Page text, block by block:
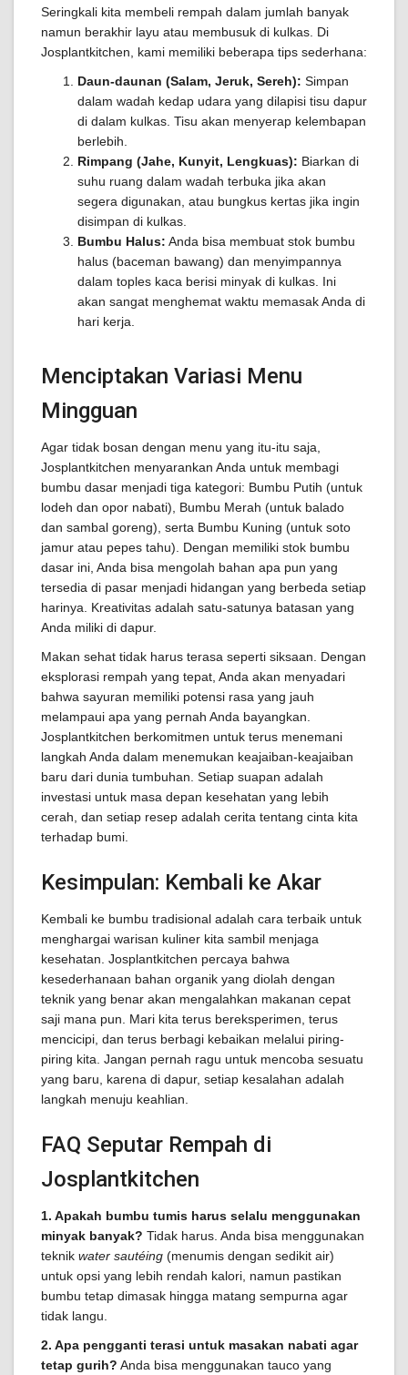
Seringkali kita membeli rempah dalam jumlah banyak
namun berakhir layu atau membusuk di kulkas. Di
Josplantkitchen, kami memiliki beberapa tips sederhana:
Daun-daunan (Salam, Jeruk, Sereh): Simpan
dalam wadah kedap udara yang dilapisi tisu dapur
di dalam kulkas. Tisu akan menyerap kelembapan
berlebih.
Rimpang (Jahe, Kunyit, Lengkuas): Biarkan di
suhu ruang dalam wadah terbuka jika akan
segera digunakan, atau bungkus kertas jika ingin
disimpan di kulkas.
Bumbu Halus: Anda bisa membuat stok bumbu
halus (baceman bawang) dan menyimpannya
dalam toples kaca berisi minyak di kulkas. Ini
akan sangat menghemat waktu memasak Anda di
hari kerja.
Menciptakan Variasi Menu
Mingguan
Agar tidak bosan dengan menu yang itu-itu saja,
Josplantkitchen menyarankan Anda untuk membagi
bumbu dasar menjadi tiga kategori: Bumbu Putih (untuk
lodeh dan opor nabati), Bumbu Merah (untuk balado
dan sambal goreng), serta Bumbu Kuning (untuk soto
jamur atau pepes tahu). Dengan memiliki stok bumbu
dasar ini, Anda bisa mengolah bahan apa pun yang
tersedia di pasar menjadi hidangan yang berbeda setiap
harinya. Kreativitas adalah satu-satunya batasan yang
Anda miliki di dapur.
Makan sehat tidak harus terasa seperti siksaan. Dengan
eksplorasi rempah yang tepat, Anda akan menyadari
bahwa sayuran memiliki potensi rasa yang jauh
melampaui apa yang pernah Anda bayangkan.
Josplantkitchen berkomitmen untuk terus menemani
langkah Anda dalam menemukan keajaiban-keajaiban
baru dari dunia tumbuhan. Setiap suapan adalah
investasi untuk masa depan kesehatan yang lebih
cerah, dan setiap resep adalah cerita tentang cinta kita
terhadap bumi.
Kesimpulan: Kembali ke Akar
Kembali ke bumbu tradisional adalah cara terbaik untuk
menghargai warisan kuliner kita sambil menjaga
kesehatan. Josplantkitchen percaya bahwa
kesederhanaan bahan organik yang diolah dengan
teknik yang benar akan mengalahkan makanan cepat
saji mana pun. Mari kita terus bereksperimen, terus
mencicipi, dan terus berbagi kebaikan melalui piring-
piring kita. Jangan pernah ragu untuk mencoba sesuatu
yang baru, karena di dapur, setiap kesalahan adalah
langkah menuju keahlian.
FAQ Seputar Rempah di
Josplantkitchen
1. Apakah bumbu tumis harus selalu menggunakan
minyak banyak? Tidak harus. Anda bisa menggunakan
teknik water sautéing (menumis dengan sedikit air)
untuk opsi yang lebih rendah kalori, namun pastikan
bumbu tetap dimasak hingga matang sempurna agar
tidak langu.
2. Apa pengganti terasi untuk masakan nabati agar
tetap gurih? Anda bisa menggunakan tauco yang